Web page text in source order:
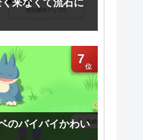
来なくて流石に
7
のバイバイかわい